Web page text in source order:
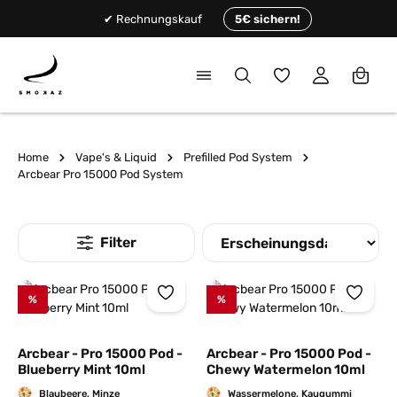
✔ Rechnungskauf 5€ sichern!
Du hast 0
Home Vape's & Liquid
Prefilled Pod System
Arcbear Pro 15000 Pod System
%
Arcbear - Pro 15000 Pod -
Blueberry Mint 10ml
Blaubeere, Minze
%
Arcbear - Pro 15000 Pod -
Chewy Watermelon 10ml
Wassermelone, Kaugummi